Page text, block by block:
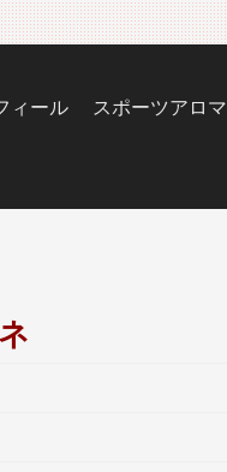
ィール スポーツアロマ